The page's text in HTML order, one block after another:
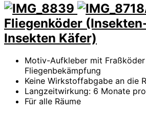
Fliegenköder
Insekten Käfer)
Motiv-Aufkleber mit
Fliegenbekämpfung
Keine Wirkstoffabgabe an die
Langzeitwirkung: 6 Monate
Für alle Räume